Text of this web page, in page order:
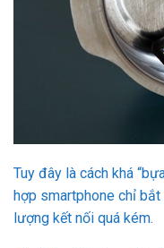
Tuy đây là cách khá
hợp smartphone chỉ
lượng kết nối quá kém.